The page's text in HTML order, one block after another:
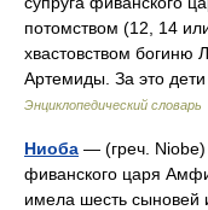
потомством (12, 14
хвастовством богиню
Артемиды. За это
Энциклопедический словарь
Ниоба — (греч.
фиванского царя
имела шесть сыновей